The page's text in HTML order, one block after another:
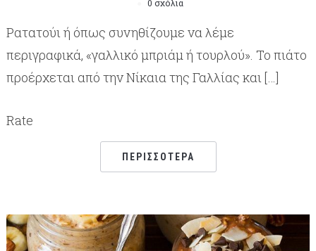
0 σχόλια
Ρατατούι ή όπως συνηθίζουμε να λέμε
περιγραφικά, «γαλλικό μπριάμ ή τουρλού». Το πιάτο
προέρχεται από την Νίκαια της Γαλλίας και […]
Rate
ΠΕΡΙΣΣΌΤΕΡΑ